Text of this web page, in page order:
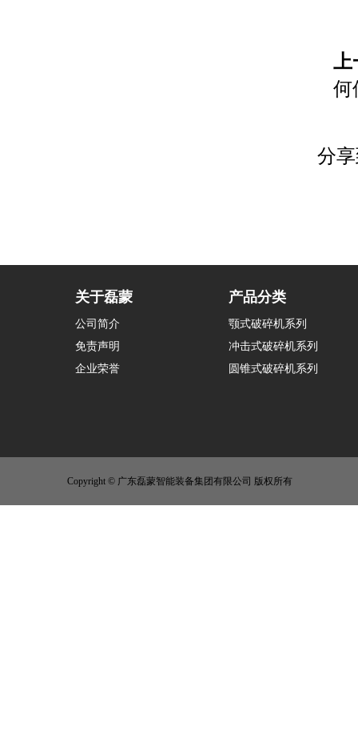
上
何
分
关于磊蒙
公司简介
免责声明
企业荣誉
产品分类
颚式破碎机系列
冲击式破碎机系列
圆锥式破碎机系列
Copyright © 广东磊蒙智能装备集团有限公司 版权所有